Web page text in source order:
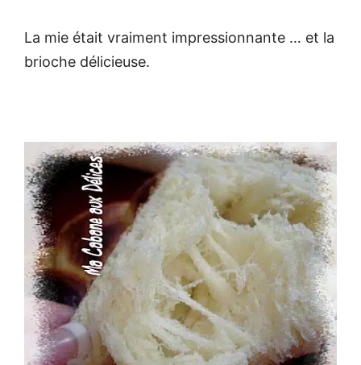
La mie était vraiment impressionnante … et la
brioche délicieuse.